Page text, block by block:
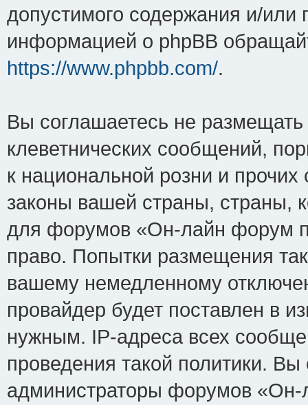
допустимого содержания и/или
информацией о phpBB
https://www.phpbb.com/.
Вы соглашаетесь не
клеветнических сообщений,
к национальной розни и
законы вашей страны, страны,
для форумов «Он-лайн форум
право. Попытки размещения
вашему немедленному
провайдер будет поставлен в
нужным. IP-адреса всех
проведения такой политики.
администраторы форумов